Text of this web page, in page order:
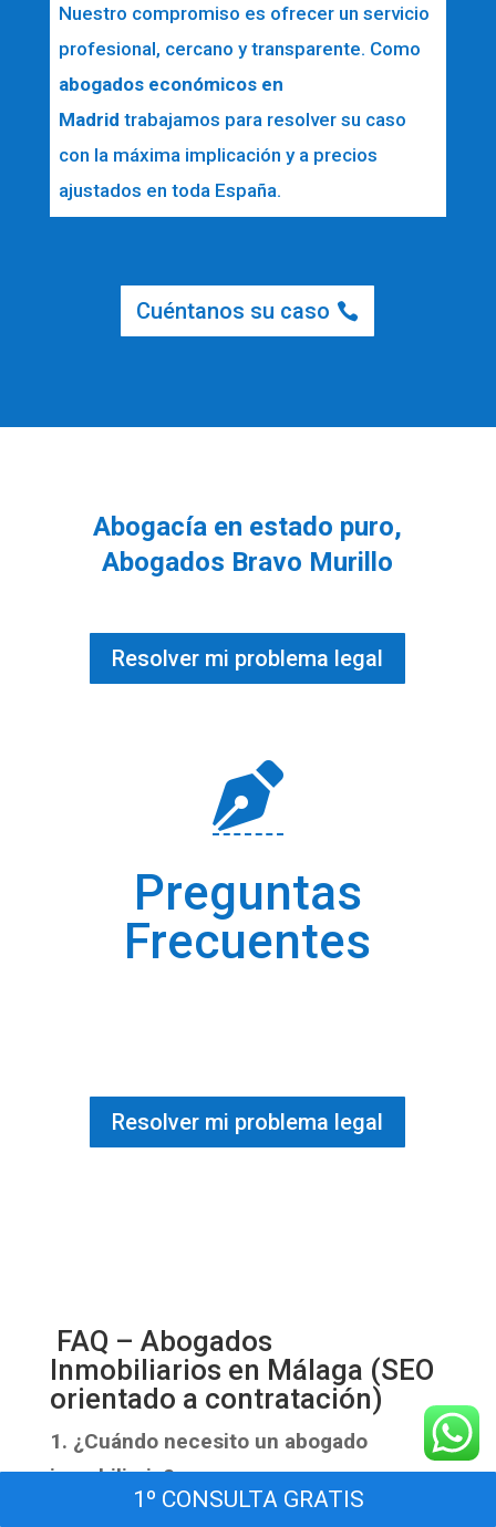
Nuestro compromiso es ofrecer un servicio
profesional, cercano y transparente. Como
abogados económicos en
Madrid trabajamos para resolver su caso
con la máxima implicación y a precios
ajustados en toda España.
Cuéntanos su caso
Abogacía en estado puro,
Abogados Bravo Murillo
Resolver mi problema legal

Preguntas
Frecuentes
Resolver mi problema legal
FAQ – Abogados
Inmobiliarios en Málaga (SEO
orientado a contratación)
1. ¿Cuándo necesito un abogado
inmobiliario?
Siempre que vaya a gestionar
1º CONSULTA GRATIS